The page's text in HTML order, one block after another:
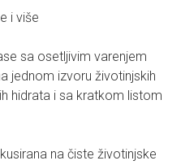
i više
sa osetljivim varenjem
jednom izvoru životinjskih
hidrata i sa kratkom listom
na čiste životinjske